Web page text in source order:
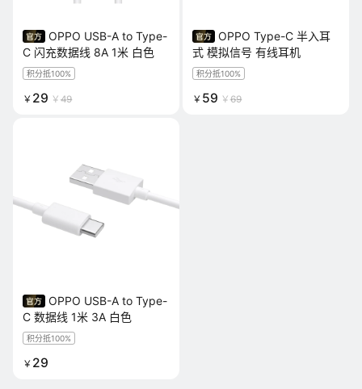
OPPO USB-A to Type-
C 闪充数据线 8A 1米 白色
积分抵100%
￥ 29 ￥ 49
OPPO Type-C 半入耳
式 模拟信号 有线耳机
积分抵100%
￥ 59 ￥ 69
OPPO USB-A to Type-
C 数据线 1米 3A 白色
积分抵100%
￥ 29